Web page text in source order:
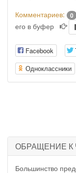
Комментариев: 0
его в буфер
Facebook
Одноклассники
ОБРАЩЕНИЕ К
Большинство